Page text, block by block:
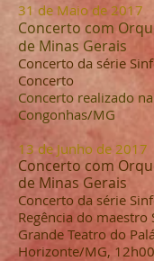
31 de Maio de 2017
Concerto com
de Minas Gerais
Concerto da série
Concerto
Concerto realizado
Congonhas/MG
13 de Junho de 2017
Concerto com
de Minas Gerais
Concerto da série S
Regência do maestro
Grande Teatro do
Horizonte/MG, 12h00